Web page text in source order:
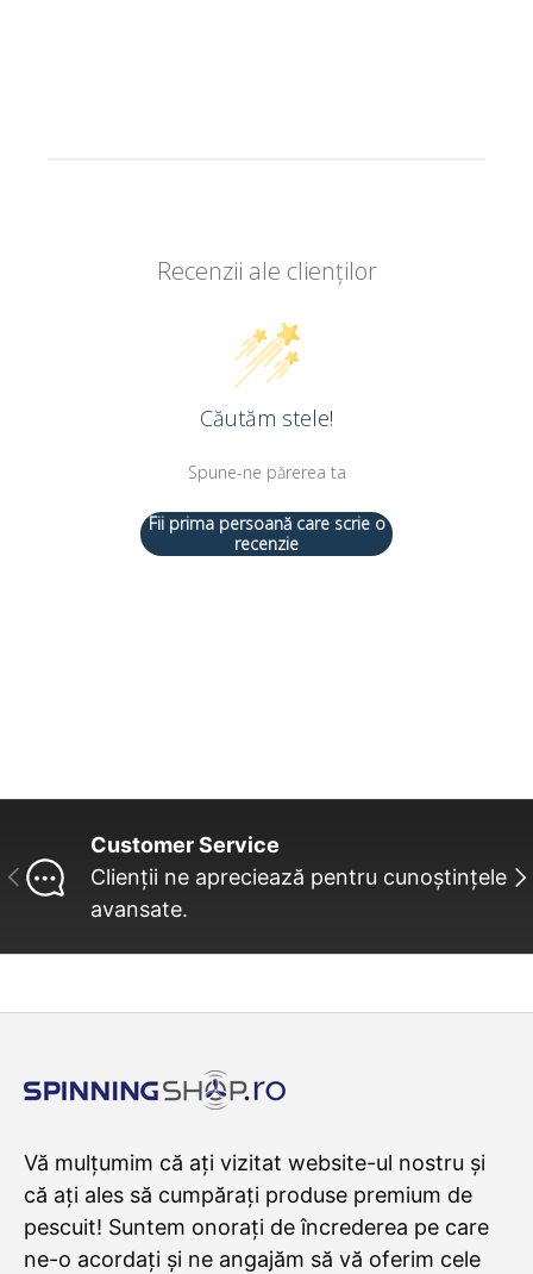
Recenzii ale clienților
Căutăm stele!
Spune-ne părerea ta
Fii prima persoană care scrie o
recenzie
INAINTE
Customer Service
Clienții ne apreciează pentru cunoștințele
avansate.
Vă mulțumim că ați vizitat website-ul nostru și
că ați ales să cumpărați produse premium de
pescuit! Suntem onorați de încrederea pe care
ne-o acordați și ne angajăm să vă oferim cele